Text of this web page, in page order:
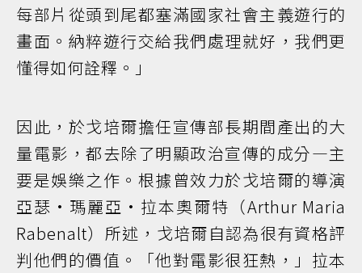
每部片從頭到尾都塞滿國家社會主義遊行的
畫面。納粹遊行交給我們處理就好，我們更
懂得如何詮釋。」
因此，於戈培爾擔任宣傳部長期間產出的大
量電影，都去除了明顯政治宣傳的成分—主
要是娛樂之作。根據曾效力於戈培爾的導演
亞瑟·瑪麗亞·拉本奧爾特（Arthur Maria
Rabenalt）所述，戈培爾自認為很有資格評
判他們的價值。「他對電影很狂熱，」拉本